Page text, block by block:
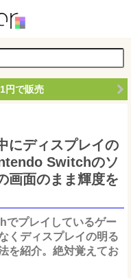
円で販売
にディスプレイの
Switchのソ
画面のまま輝度を
でプレイしているゲー
くディスプレイの明る
を紹介。絶対覚えてお